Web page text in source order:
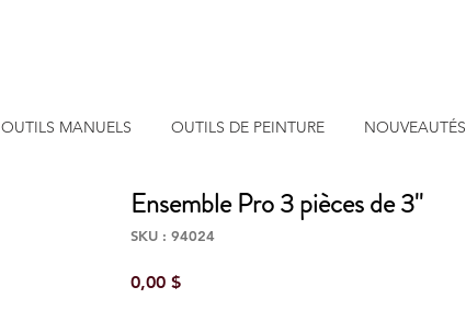
OUTILS MANUELS OUTILS DE PEINTURE NOUVEAUTÉS
Ensemble Pro 3 pièces de 3''
SKU : 94024
0,00 $Prix